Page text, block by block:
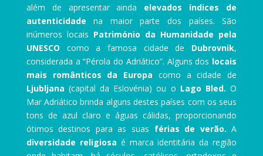
além de apresentar ainda elevados índices de
autenticidade na maior parte dos países. São
inúmeros locais Património da Humanidade pela
UNESCO como a famosa cidade de Dubrovnik,
considerada a “Pérola do Adriático”. Alguns dos locais
mais românticos da Europa como a cidade de
Ljubljana (capital da Eslovénia) ou o Lago Bled.O
Mar Adriático brinda alguns destes países com os seus
tons de azul claro e águas cálidas, proporcionando
ótimos destinos para as suas férias de verão.A
diversidade religiosa é marca identitária da região